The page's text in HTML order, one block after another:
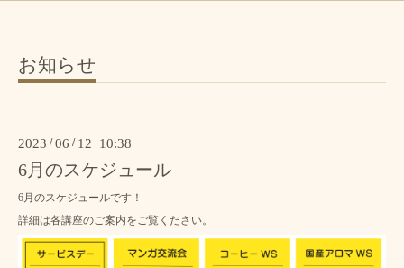
お知らせ
2023 /06 / 12 10:38
6月のスケジュール
6月のスケジュールです！
詳細は各講座のご案内をご覧ください。